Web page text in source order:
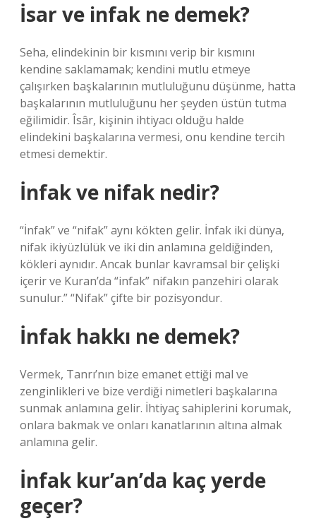
İsar ve infak ne demek?
Seha, elindekinin bir kısmını verip bir kısmını
kendine saklamamak; kendini mutlu etmeye
çalışırken başkalarının mutluluğunu düşünme, hatta
başkalarının mutluluğunu her şeyden üstün tutma
eğilimidir. Îsâr, kişinin ihtiyacı olduğu halde
elindekini başkalarına vermesi, onu kendine tercih
etmesi demektir.
İnfak ve nifak nedir?
“İnfak” ve “nifak” aynı kökten gelir. İnfak iki dünya,
nifak ikiyüzlülük ve iki din anlamına geldiğinden,
kökleri aynıdır. Ancak bunlar kavramsal bir çelişki
içerir ve Kuran’da “infak” nifakın panzehiri olarak
sunulur.” “Nifak” çifte bir pozisyondur.
İnfak hakkı ne demek?
Vermek, Tanrı’nın bize emanet ettiği mal ve
zenginlikleri ve bize verdiği nimetleri başkalarına
sunmak anlamına gelir. İhtiyaç sahiplerini korumak,
onlara bakmak ve onları kanatlarının altına almak
anlamına gelir.
İnfak kur’an’da kaç yerde
geçer?